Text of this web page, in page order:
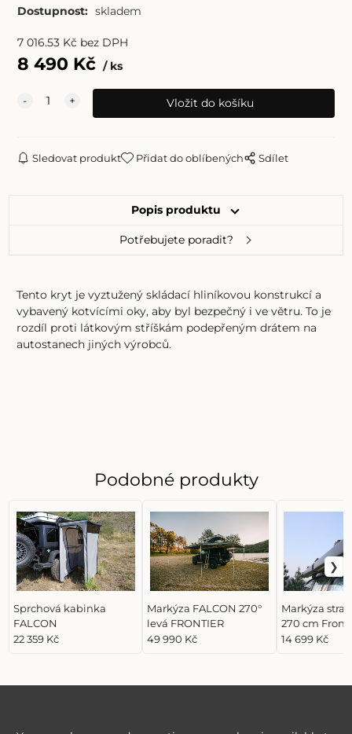
Dostupnost: skladem
7 016.53Kč bez DPH
8 490 Kč ks
Sledovat produkt Přidat do oblíbených Sdílet
Popis produktu
Potřebujete poradit?
Tento kryt je vyztužený skládací hliníkovou konstrukcí a
vybavený kotvícími oky, aby byl bezpečný i ve větru. To je
rozdíl proti látkovým stříškám podepřeným drátem na
autostanech jiných výrobců.
Podobné produkty
Sprchová kabinka
FALCON
22 359 Kč
Markýza FALCON 270°
levá FRONTIER
49 990 Kč
Markýza
270 cm
14 699 Kč